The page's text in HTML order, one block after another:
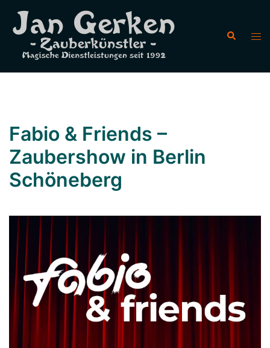
Inhalt
springen
Suche
Fabio & Friends –
Zaubershow in Berlin
Schöneberg